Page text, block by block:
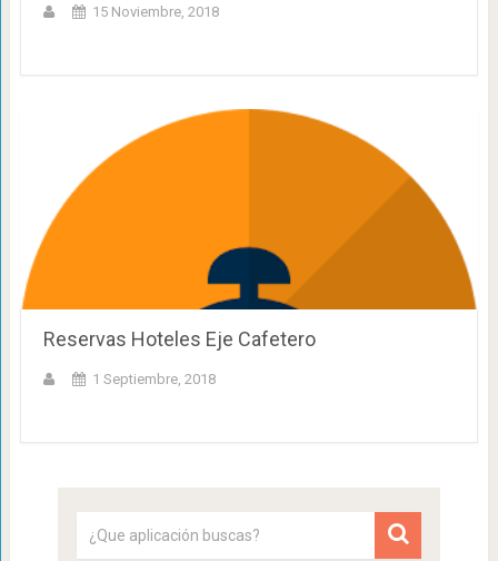
15 Noviembre, 2018
Reservas Hoteles Eje Cafetero
1 Septiembre, 2018